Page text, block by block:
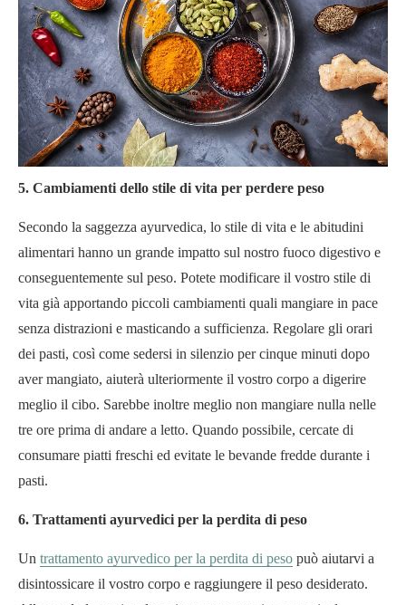
5. Cambiamenti dello stile di vita per perdere peso
Secondo la saggezza ayurvedica, lo stile di vita e le abitudini
alimentari hanno un grande impatto sul nostro fuoco digestivo e
conseguentemente sul peso. Potete modificare il vostro stile di
vita già apportando piccoli cambiamenti quali mangiare in pace
senza distrazioni e masticando a sufficienza. Regolare gli orari
dei pasti, così come sedersi in silenzio per cinque minuti dopo
aver mangiato, aiuterà ulteriormente il vostro corpo a digerire
meglio il cibo. Sarebbe inoltre meglio non mangiare nulla nelle
tre ore prima di andare a letto. Quando possibile, cercate di
consumare piatti freschi ed evitate le bevande fredde durante i
pasti.
6. Trattamenti ayurvedici per la perdita di peso
Un trattamento ayurvedico per la perdita di peso può aiutarvi a
disintossicare il vostro corpo e raggiungere il peso desiderato.